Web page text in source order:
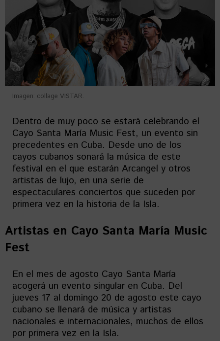
Imagen: collage VISTAR.
Dentro de muy poco se estará celebrando el
Cayo Santa María Music Fest, un evento sin
precedentes en Cuba. Desde uno de los
cayos cubanos sonará la música de este
festival en el que estarán Arcangel y otros
artistas de lujo, en una serie de
espectaculares conciertos que suceden por
primera vez en la historia de la Isla.
Artistas en Cayo Santa María Music
Fest
En el mes de agosto Cayo Santa María
acogerá un evento singular en Cuba. Del
jueves 17 al domingo 20 de agosto este cayo
cubano se llenará de música y artistas
nacionales e internacionales, muchos de ellos
por primera vez en la Isla.